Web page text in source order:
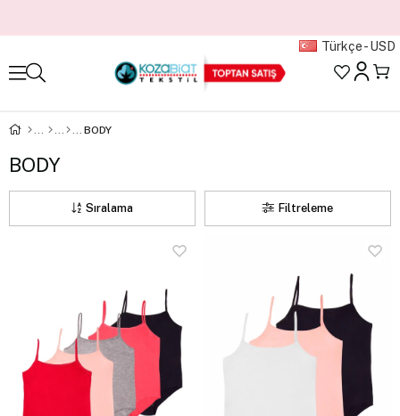
Türkçe - USD
BODY
BODY
Filtreleme
Sıralama